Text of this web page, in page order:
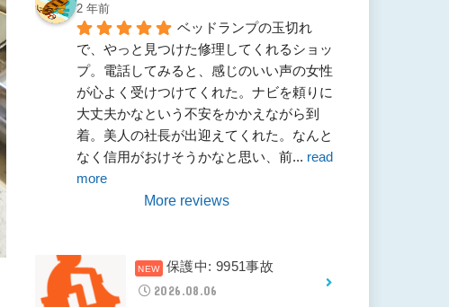
2 年前
ベッドランプの玉切れ
で、やっと見つけた修理してくれるショッ
プ。電話してみると、感じのいい声の女性
が心よく受けつけてくれた。ナビを頼りに
大丈夫かなという不安をかかえながら到
着。美人の社長が出迎えてくれた。なんと
なく信用がおけそうかなと思い、前... read
more
More reviews
保護中: 9951事故
2026.08.06